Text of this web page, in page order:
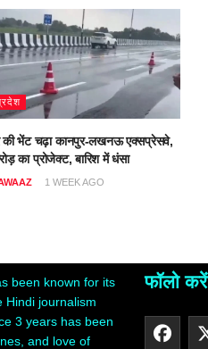
की भेंट चढ़ा कानपुर-लखनऊ एक्सप्रेसवे,
का प्रोजेक्ट, बारिश में धंसा
1 WEEK AGO
been known for its
Hindi journalism
3 years has been
and love of
फॉलो करें